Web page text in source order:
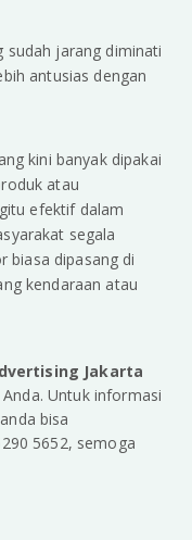
sudah jarang diminati
antusias dengan
kini banyak dipakai
atau
efektif dalam
segala
biasa dipasang di
kendaraan atau
Jakarta
Untuk informasi
bisa
5652, semoga